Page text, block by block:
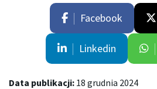
Facebook
Linkedin
Data publikacji: 18 grudnia 2024